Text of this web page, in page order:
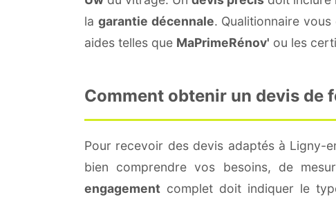
la garantie décennale. Qualitionnaire
aides telles que MaPrimeRénov' ou les
Comment obtenir un devis de
Pour recevoir des devis adaptés à Ligny-
bien comprendre vos besoins, de
engagement complet doit indiquer le